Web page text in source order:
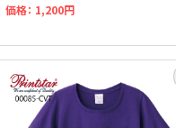
価格： 1,200円